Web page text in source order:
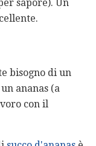
sapore). Un
bisogno di un
ananas (a
con il